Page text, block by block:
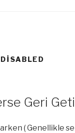
Geri
( Genellikle